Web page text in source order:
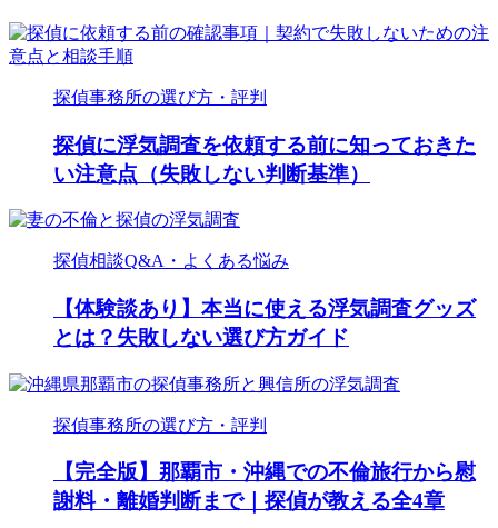
探偵事務所の選び方・評判
探偵に浮気調査を依頼する前に知っておきた
い注意点（失敗しない判断基準）
探偵相談Q&A・よくある悩み
【体験談あり】本当に使える浮気調査グッズ
とは？失敗しない選び方ガイド
探偵事務所の選び方・評判
【完全版】那覇市・沖縄での不倫旅行から慰
謝料・離婚判断まで｜探偵が教える全4章